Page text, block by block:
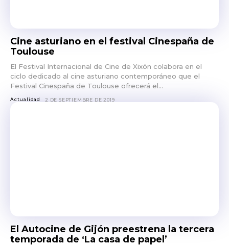
Cine asturiano en el festival Cinespaña de
Toulouse
El Festival Internacional de Cine de Xixón colabora en el
ciclo dedicado al cine asturiano contemporáneo que el
Festival Cinespaña de Toulouse ofrecerá el...
Actualidad 2 DE SEPTIEMBRE DE 2019
El Autocine de Gijón preestrena la tercera
temporada de ‘La casa de papel’